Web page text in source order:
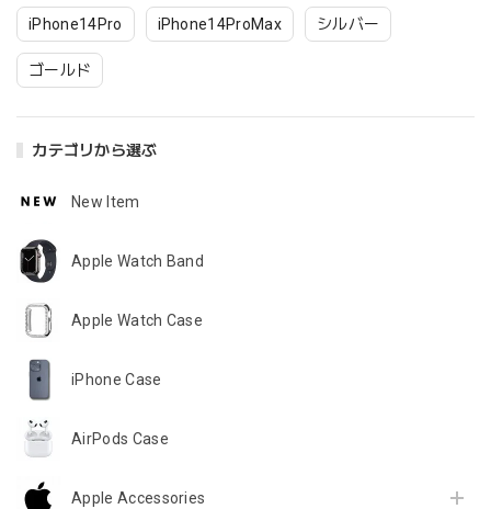
iPhone14Pro iPhone14ProMax シルバー
ゴールド
カテゴリから選ぶ
New Item
Apple Watch Band
Apple Watch Case
iPhone Case
AirPods Case
Apple Accessories